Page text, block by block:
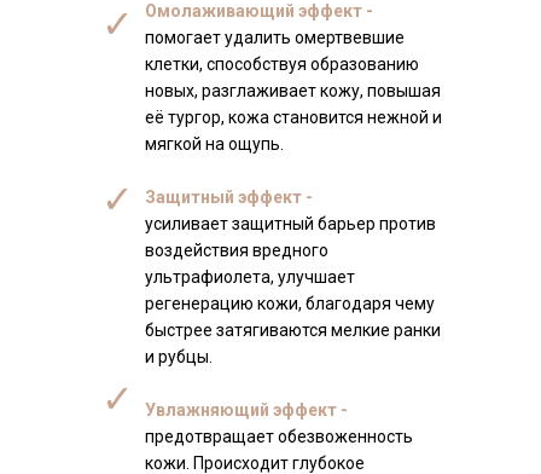
Омолаживающий эффект -
помогает удалить омертвевшие
клетки, способствуя образованию
новых, разглаживает кожу, повышая
её тургор, кожа становится нежной и
мягкой на ощупь.
Защитный эффект -
усиливает защитный барьер против
воздействия вредного
ультрафиолета, улучшает
регенерацию кожи, благодаря чему
быстрее затягиваются мелкие ранки
и рубцы.
Увлажняющий эффект -
предотвращает обезвоженность
кожи. Происходит глубокое
✓
✓
✓